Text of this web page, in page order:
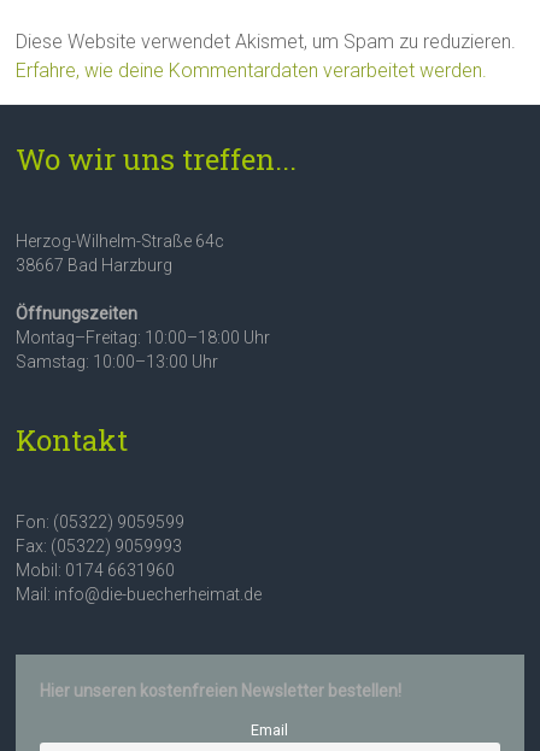
Diese Website verwendet Akismet, um Spam zu reduzieren.
Erfahre, wie deine Kommentardaten verarbeitet werden.
Wo wir uns treffen...
Herzog-Wilhelm-Straße 64c
38667 Bad Harzburg
Öffnungszeiten
Montag–Freitag: 10:00–18:00 Uhr
Samstag: 10:00–13:00 Uhr
Kontakt
Fon: (05322) 9059599
Fax: (05322) 9059993
Mobil: 0174 6631960
Mail: info@die-buecherheimat.de
Hier unseren kostenfreien Newsletter bestellen!
Email